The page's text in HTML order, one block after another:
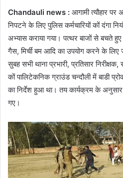
Chandauli news : आगामी त्यौहार पर
निपटने के लिए पुलिस कर्मचारियों कों दंगा
अभ्यास कराया गया। पत्थर बाजों से बचते
गैस, मिर्ची बम आदि का उपयोग करने के लिए
सुबह सभी थाना प्रभारी, प्रतिसार
कों पालिटेकनिक ग्राउंड चन्दौली में बाडी
का निर्देश हुआ था। तय कार्यक्रम के अनुसार
गए।